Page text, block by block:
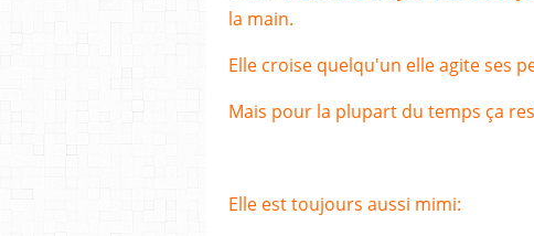
la main.
Elle croise quelqu'un elle agite ses
Mais pour la plupart du temps ça
Elle est toujours aussi mimi: